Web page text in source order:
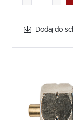
Dodaj do